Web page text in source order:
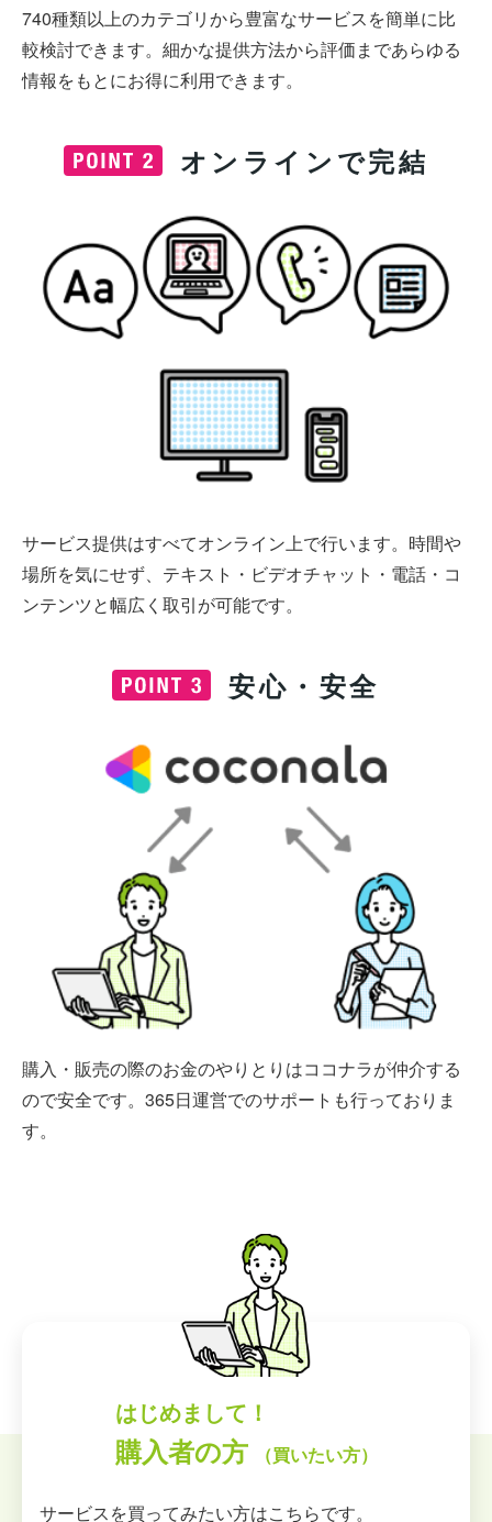
740種類以上のカテゴリから豊富なサービスを簡単に比
較検討できます。細かな提供方法から評価まであらゆる
情報をもとにお得に利用できます。
オンラインで完結
サービス提供はすべてオンライン上で行います。時間や
場所を気にせず、テキスト・ビデオチャット・電話・コ
ンテンツと幅広く取引が可能です。
安心・安全
購入・販売の際のお金のやりとりはココナラが仲介する
ので安全です。365日運営でのサポートも行っておりま
す。
はじめまして！
購入者の方 （買いたい方）
サービスを買ってみたい方はこちらです。